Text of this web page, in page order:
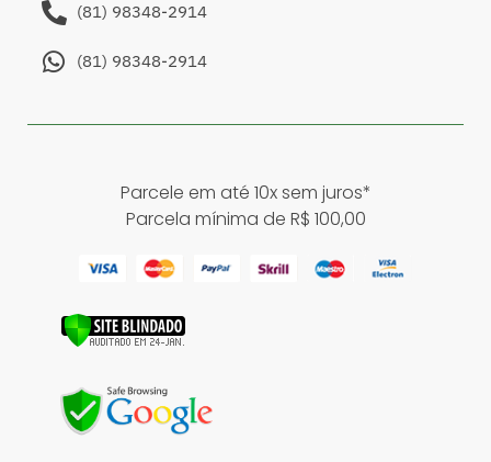
(81) 98348-2914
(81) 98348-2914
Parcele em até 10x sem juros*
Parcela mínima de R$ 100,00